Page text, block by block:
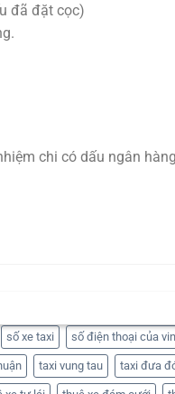
đã đặt cọc)
chi có dấu ngân
số xe taxi số điện thoại của
taxi vung tau taxi đưa